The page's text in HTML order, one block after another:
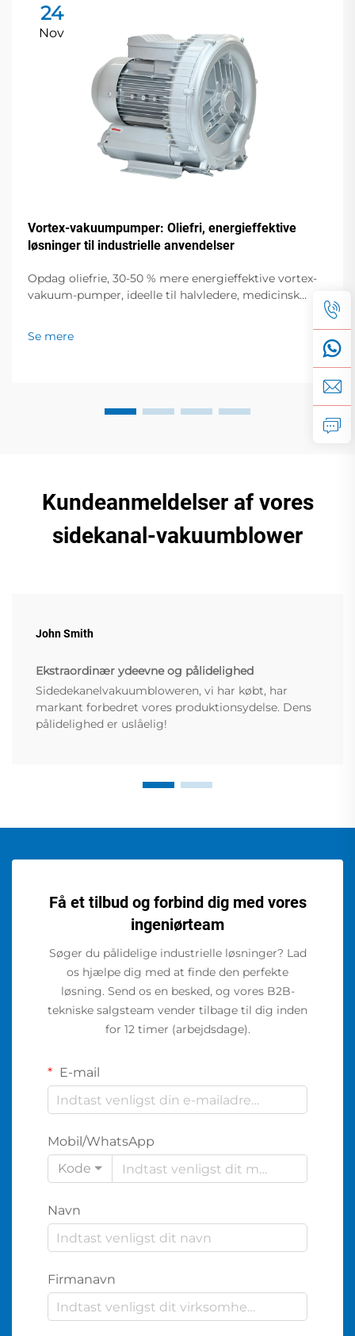
24
Nov
Vortex-vakuumpumper: Oliefri, energieffektive
løsninger til industrielle anvendelser
Opdag oliefrie, 30-50 % mere energieffektive vortex-
vakuum-pumper, ideelle til halvledere, medicinsk
Se mere
Kundeanmeldelser af vores
sidekanal-vakuumblower
John Smith
Ekstraordinær ydeevne og pålidelighed
Sidedekanelvakuumbloweren, vi har købt, har
markant forbedret vores produktionsydelse. Dens
pålidelighed er uslåelig!
Få et tilbud og forbind dig med vores
ingeniørteam
Søger du pålidelige industrielle løsninger? Lad
os hjælpe dig med at finde den perfekte
løsning. Send os en besked, og vores B2B-
tekniske salgsteam vender tilbage til dig inden
for 12 timer (arbejdsdage).
E-mail
Mobil/WhatsApp
Kode
Navn
Firmanavn